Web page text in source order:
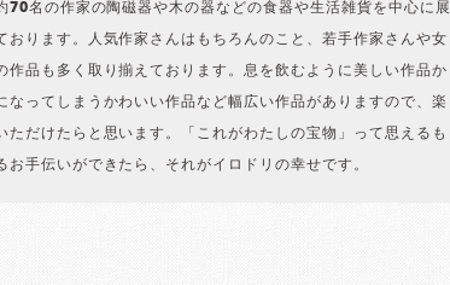
70名の作家の陶磁器や木の器などの食器や生活雑貨を中心に展
おります。人気作家さんはもちろんのこと、若手作家さんや女
作品も多く取り揃えております。息を飲むように美しい作品か
なってしまうかわいい作品など幅広い作品がありますので、楽
ただけたらと思います。「これがわたしの宝物」って思えるも
お手伝いができたら、それがイロドリの幸せです。